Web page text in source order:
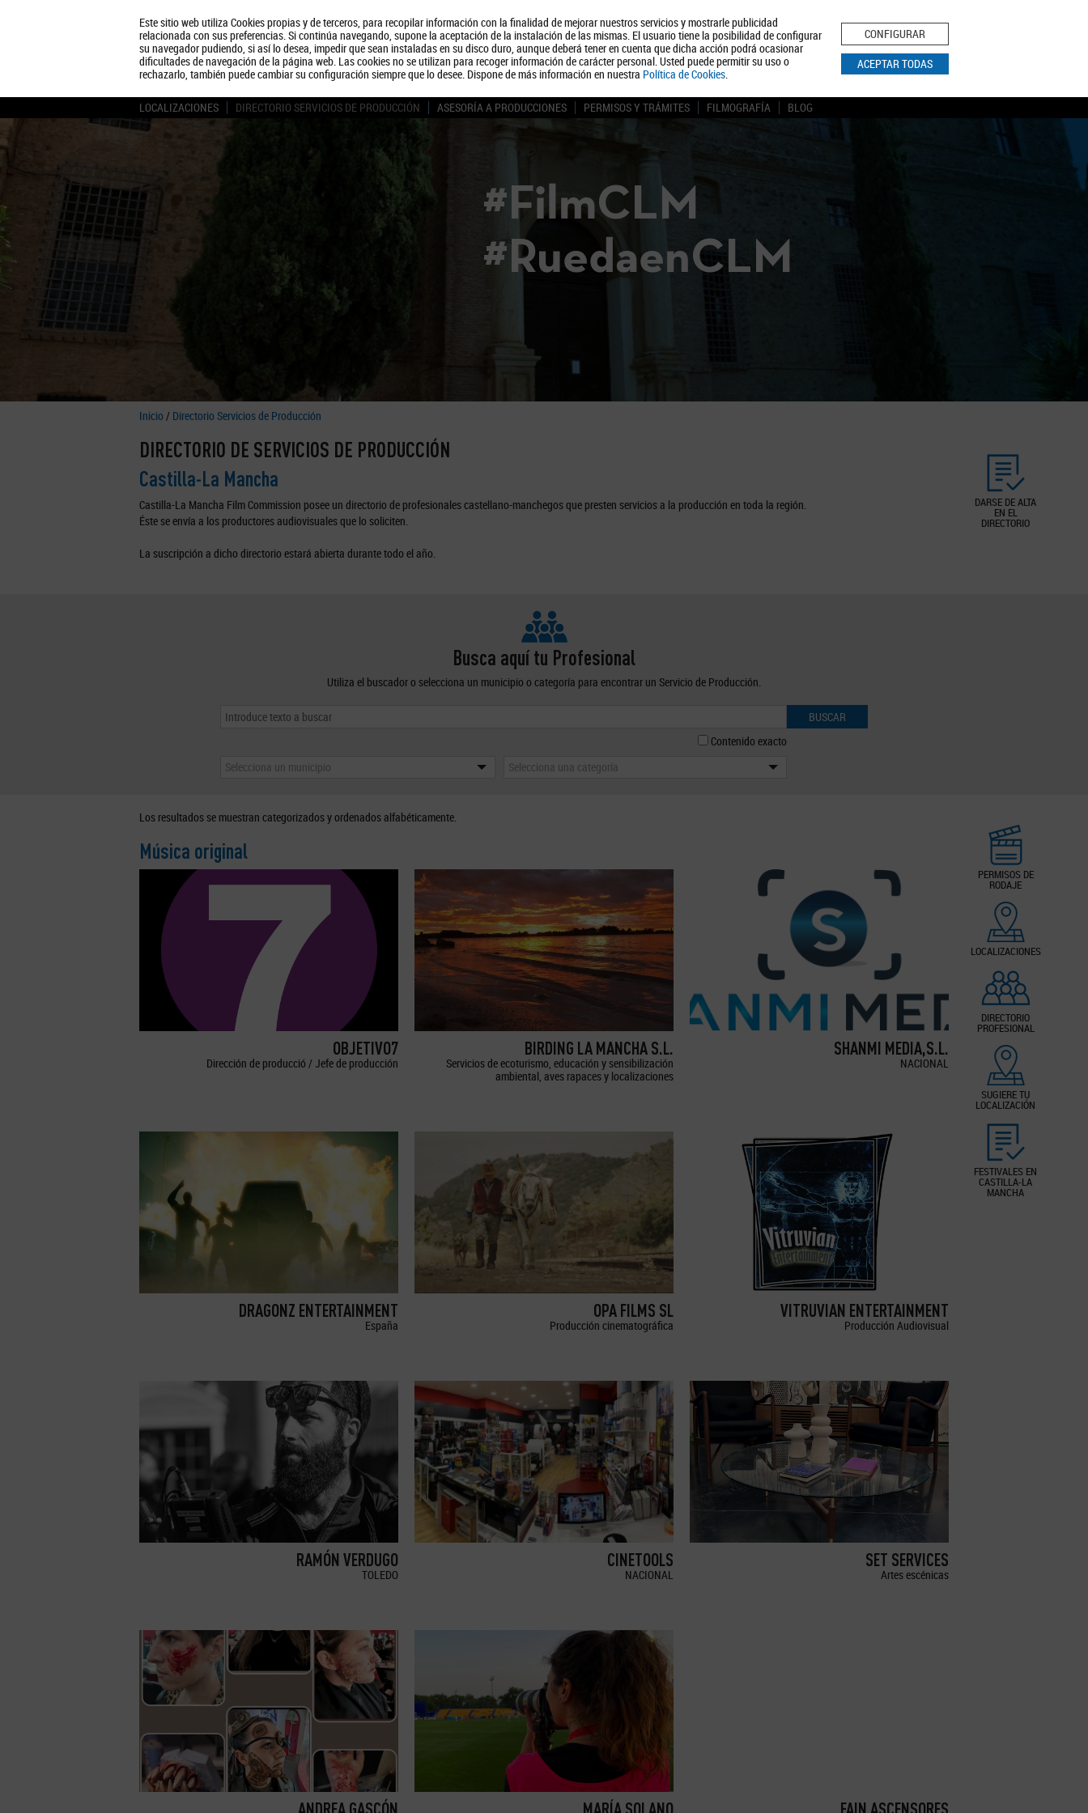
Este sitio web utiliza Cookies propias y de terceros, para recopilar información con la finalidad de mejorar nuestros servicios y mostrarle publicidad
relacionada con sus preferencias. Si continúa navegando, supone la aceptación de la instalación de las mismas. El usuario tiene la posibilidad de configurar
su navegador pudiendo, si así lo desea, impedir que sean instaladas en su disco duro, aunque deberá tener en cuenta que dicha acción podrá ocasionar
dificultades de navegación de la página web. Las cookies no se utilizan para recoger información de carácter personal. Usted puede permitir su uso o
rechazarlo, también puede cambiar su configuración siempre que lo desee. Dispone de más información en nuestra Política de Cookies.
CONFIGURAR
ACEPTAR TODAS
Quiénes somos Turismo Política de Privacidad Aviso Legal Política de Cookies
BUSCAR
LOCALIZACIONES DIRECTORIO SERVICIOS DE PRODUCCIÓN ASESORÍA A PRODUCCIONES PERMISOS Y TRÁMITES FILMOGRAFÍA BLOG
#FilmCLM
#RuedaenCLM
Inicio / Directorio Servicios de Producción
DARSE DE ALTA
EN EL
DIRECTORIO
DIRECTORIO DE SERVICIOS DE PRODUCCIÓN
Castilla-La Mancha
Castilla-La Mancha Film Commission posee un directorio de profesionales castellano-manchegos que presten servicios a la producción en toda la región.
Éste se envía a los productores audiovisuales que lo soliciten.
La suscripción a dicho directorio estará abierta durante todo el año.
Busca aquí tu Profesional
Utiliza el buscador o selecciona un municipio o categoría para encontrar un Servicio de Producción.
BUSCAR
Contenido exacto
Selecciona un municipio
Selecciona una categoría
PERMISOS DE
RODAJE
LOCALIZACIONES
DIRECTORIO
PROFESIONAL
SUGIERE TU
LOCALIZACIÓN
FESTIVALES EN
CASTILLA-LA
MANCHA
Los resultados se muestran categorizados y ordenados alfabéticamente.
Música original
OBJETIVO7
Dirección de producció / Jefe de producción
BIRDING LA MANCHA S.L.
Servicios de ecoturismo, educación y sensibilización
ambiental, aves rapaces y localizaciones
SHANMI MEDIA,S.L.
NACIONAL
DRAGONZ ENTERTAINMENT
España
OPA FILMS SL
Producción cinematográfica
VITRUVIAN ENTERTAINMENT
Producción Audiovisual
RAMÓN VERDUGO
TOLEDO
CINETOOLS
NACIONAL
SET SERVICES
Artes escénicas
ANDREA GASCÓN MARÍA SOLANO FAIN ASCENSORES